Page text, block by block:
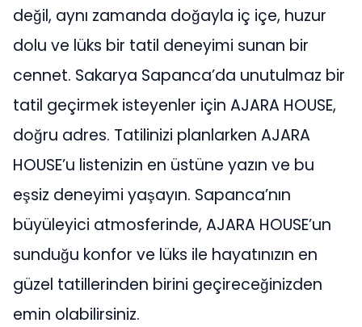
değil, aynı zamanda doğayla iç içe, huzur
dolu ve lüks bir tatil deneyimi sunan bir
cennet. Sakarya Sapanca’da unutulmaz bir
tatil geçirmek isteyenler için AJARA HOUSE,
doğru adres. Tatilinizi planlarken AJARA
HOUSE’u listenizin en üstüne yazın ve bu
eşsiz deneyimi yaşayın. Sapanca’nın
büyüleyici atmosferinde, AJARA HOUSE’un
sunduğu konfor ve lüks ile hayatınızın en
güzel tatillerinden birini geçireceğinizden
emin olabilirsiniz.